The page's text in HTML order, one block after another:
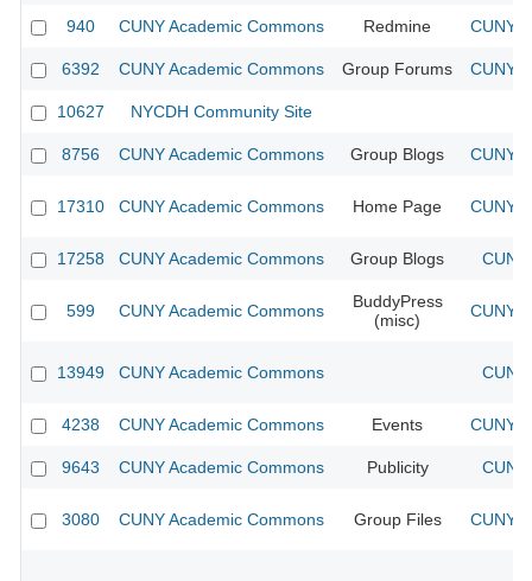
940 CUNY Academic Commons Redmine CUNY
6392 CUNY Academic Commons Group Forums CUNY
10627 NYCDH Community Site
8756 CUNY Academic Commons Group Blogs CUNY
17310 CUNY Academic Commons Home Page CUNY
17258 CUNY Academic Commons Group Blogs
599 CUNY Academic Commons
BuddyPress
(misc)
CUNY
13949 CUNY Academic Commons
4238 CUNY Academic Commons Events CUNY
9643 CUNY Academic Commons Publicity
3080 CUNY Academic Commons Group Files CUNY